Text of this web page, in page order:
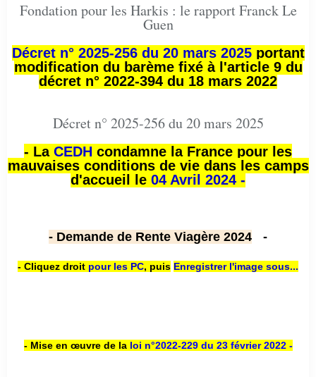
Fondation pour les Harkis : le rapport Franck Le
Guen
Décret n° 2025-256 du 20 mars 2025portant
modification du barème fixé à l'article 9 du
décret n° 2022-394 du 18 mars 2022
Décret n° 2025-256 du 20 mars 2025
- La CEDH condamne la France pour les
mauvaises conditions de vie dans les camps
d'accueil le 04 Avril 2024 -
- Demande de Rente Viagère 2024 -
- Cliquez droit pour les PC, puis Enregistrer l'image sous...
- Mise en œuvre de la loi n°2022-229 du 23 février 2022 -